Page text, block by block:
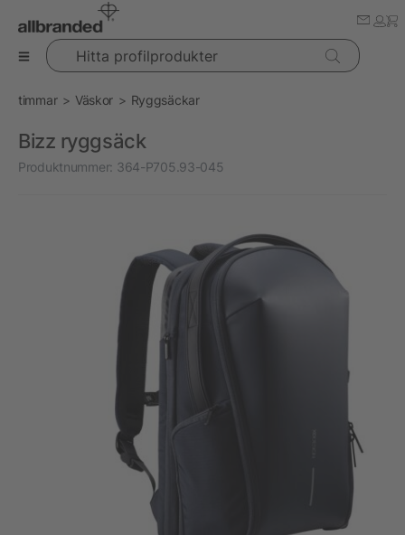
Hitta profilprodukter
timmar Väskor Ryggsäckar
Bizz ryggsäck
Produktnummer: 364-P705.93-045